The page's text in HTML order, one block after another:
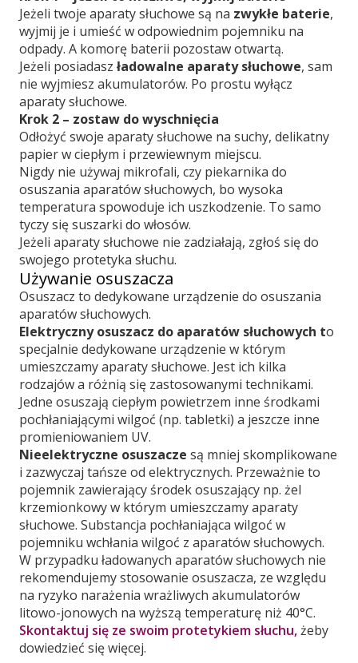
Jeżeli twoje aparaty słuchowe są na zwykłe baterie,
wyjmij je i umieść w odpowiednim pojemniku na
odpady. A komorę baterii pozostaw otwartą.
Jeżeli posiadasz ładowalne aparaty słuchowe, sam
nie wyjmiesz akumulatorów. Po prostu wyłącz
aparaty słuchowe.
Krok 2 – zostaw do wyschnięcia
Odłożyć swoje aparaty słuchowe na suchy, delikatny
papier w ciepłym i przewiewnym miejscu.
Nigdy nie używaj mikrofali, czy piekarnika do
osuszania aparatów słuchowych, bo wysoka
temperatura spowoduje ich uszkodzenie. To samo
tyczy się suszarki do włosów.
Jeżeli aparaty słuchowe nie zadziałają, zgłoś się do
swojego protetyka słuchu.
Używanie osuszacza
Osuszacz to dedykowane urządzenie do osuszania
aparatów słuchowych.
Elektryczny osuszacz do aparatów słuchowych to
specjalnie dedykowane urządzenie w którym
umieszczamy aparaty słuchowe. Jest ich kilka
rodzajów a różnią się zastosowanymi technikami.
Jedne osuszają ciepłym powietrzem inne środkami
pochłaniającymi wilgoć (np. tabletki) a jeszcze inne
promieniowaniem UV.
Nieelektryczne osuszacze są mniej skomplikowane
i zazwyczaj tańsze od elektrycznych. Przeważnie to
pojemnik zawierający środek osuszający np. żel
krzemionkowy w którym umieszczamy aparaty
słuchowe. Substancja pochłaniająca wilgoć w
pojemniku wchłania wilgoć z aparatów słuchowych.
W przypadku ładowanych aparatów słuchowych nie
rekomendujemy stosowanie osuszacza, ze względu
na ryzyko narażenia wrażliwych akumulatorów
litowo-jonowych na wyższą temperaturę niż 40°C.
Skontaktuj się ze swoim protetykiem słuchu,żeby
dowiedzieć się więcej.